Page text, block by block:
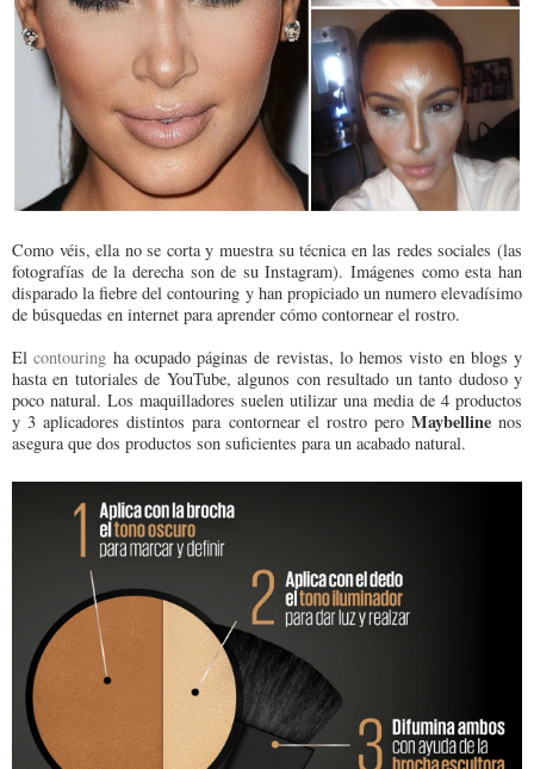
Como véis, ella no se corta y muestra su técnica en las redes sociales (las
fotografías de la derecha son de su Instagram). Imágenes como esta han
disparado la fiebre del contouring y han propiciado un numero elevadísimo
de búsquedas en internet para aprender cómo contornear el rostro.
Elcontouring ha ocupado páginas de revistas, lo hemos visto en blogs y
hasta en tutoriales de YouTube, algunos con resultado un tanto dudoso y
poco natural. Los maquilladores suelen utilizar una media de 4 productos
y 3 aplicadores distintos para contornear el rostro pero Maybellinenos
asegura que dos productos son suficientes para un acabado natural.